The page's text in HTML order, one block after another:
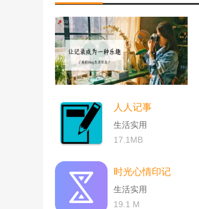
人人记事
生活实用
17.1MB
时光心情印记
生活实用
19.1 M